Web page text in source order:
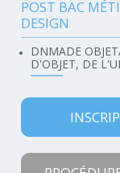
Navigation
POST BAC
DESIGN
DNMADE
D'OBJET, DE